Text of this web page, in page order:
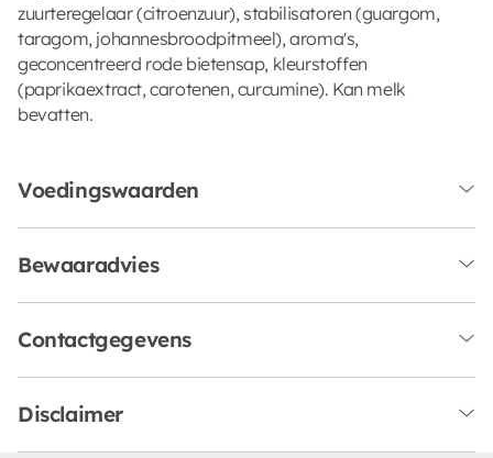
zuurteregelaar (citroenzuur), stabilisatoren (guargom,
taragom, johannesbroodpitmeel), aroma's,
geconcentreerd rode bietensap, kleurstoffen
(paprikaextract, carotenen, curcumine). Kan melk
bevatten.
Voedingswaarden
Bewaaradvies
Contactgegevens
Disclaimer